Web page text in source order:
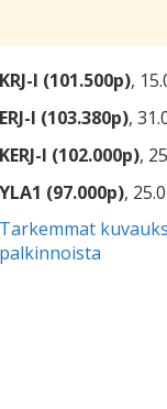
KRJ-I (101.500p),
ERJ-I (103.380p),
KERJ-I (102.000p),
YLA1 (97.000p),
Tarkemmat
palkinnoista